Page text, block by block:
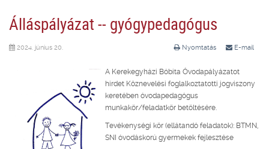
Álláspályázat -- gyógypedagógus
Nyomtatás E-mail
2024. június 20.
A Kerekegyházi Bóbita Óvodapályázatot
hirdet Köznevelési foglalkoztatotti jogviszony
keretében óvodapedagógus
munkakör/feladatkör betöltésére.
Tevékenységi kör (ellátandó feladatok): BTMN,
SNI óvodáskorú gyermekek fejlesztése